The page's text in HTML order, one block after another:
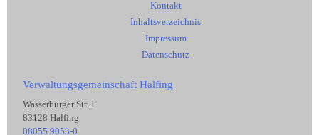
Kontakt
Inhaltsverzeichnis
Impressum
Datenschutz
Verwaltungsgemeinschaft Halfing
Wasserburger Str. 1
83128 Halfing
08055 9053-0